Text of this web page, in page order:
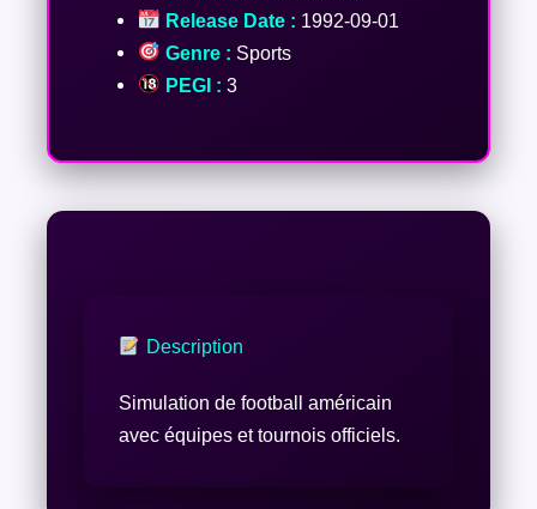
Release Date : 1992-09-01
Genre : Sports
PEGI : 3
Description
Simulation de football américain
avec équipes et tournois officiels.